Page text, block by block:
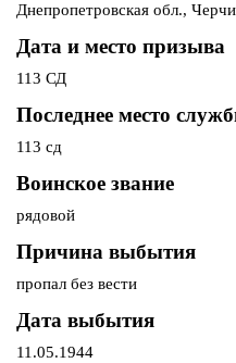
Днепропетровская обл.,
Дата и место призыва
113 СД
Последнее место
113 сд
Воинское звание
рядовой
Причина выбытия
пропал без вести
Дата выбытия
11.05.1944